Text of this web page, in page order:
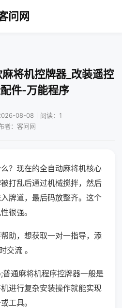
问网
将机控牌器_改装遥控
件-万能程序
08-08｜阅读：1
者：客问网
？现在的全自动麻将机核心
打乱后通过机械搅拌，然后
牌道，最后码放整齐。这个
很强。
助，想获取一对一指导，添
交流 。
通麻将机程序控牌器一般是
进行复杂安装操作就能实现
工具。